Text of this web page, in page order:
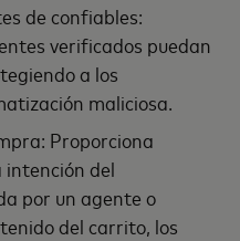
de confiables:
verificados puedan
a los
maliciosa.
Proporciona
del
por un agente o
del carrito, los